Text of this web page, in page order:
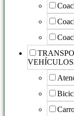
VEHÍCULOS